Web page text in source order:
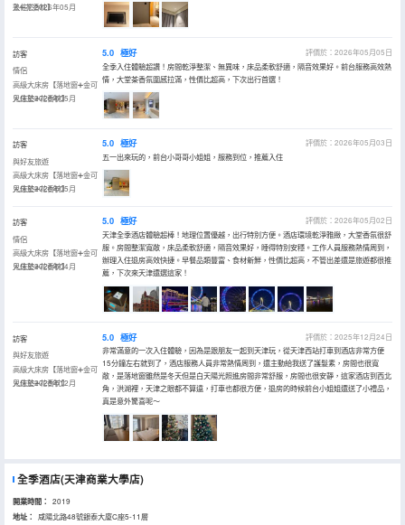
墊➕花香枕】
入住於2026年05月
訪客
情侶
高級大床房【落地窗➕金可
兒床墊➕花香枕】
入住於2026年05月
5.0 極好
評價於：2026年05月05日
全季入住體驗超讚！房間乾淨整潔、無異味，床品柔軟舒適，隔音效果好。前台服務高效熱
情，大堂茶香氛圍感拉滿，性價比超高，下次出行首選！
訪客
與好友旅遊
高級大床房【落地窗➕金可
兒床墊➕花香枕】
入住於2026年05月
5.0 極好
評價於：2026年05月03日
五一出來玩的，前台小哥哥小姐姐，服務到位，推薦入住
訪客
情侶
高級大床房【落地窗➕金可
兒床墊➕花香枕】
入住於2026年04月
5.0 極好
評價於：2026年05月02日
天津全季酒店體驗超棒！地理位置優越，出行特別方便。酒店環境乾淨雅緻，大堂香氛很舒
服。房間整潔寬敞，床品柔軟舒適，隔音效果好，睡得特別安穩。工作人員服務熱情周到，
辦理入住退房高效快捷。早餐品類豐富、食材新鮮，性價比超高，不管出差還是旅遊都很推
薦，下次來天津還選這家！
訪客
與好友旅遊
高級大床房【落地窗➕金可
兒床墊➕花香枕】
入住於2025年12月
5.0 極好
評價於：2025年12月24日
非常滿意的一次入住體驗，因為是跟朋友一起到天津玩，從天津西站打車到酒店非常方便
15分鐘左右就到了，酒店服務人員非常熱情周到，還主動給我送了護髮素，房間也很寬
敞，是落地窗雖然是冬天但是白天陽光照進房間非常舒服，房間也很安靜，這家酒店到西北
角，洪湖裡，天津之眼都不算遠，打車也都很方便，退房的時候前台小姐姐還送了小禮品，
真是意外驚喜呢～
全季酒店(天津商業大學店)
開業時間： 2019
地址：
咸陽北路48號銀泰大廈C座5-11層